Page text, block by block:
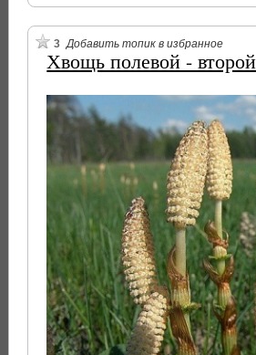
3 Добавить топик в избранное
Хвощь полевой -